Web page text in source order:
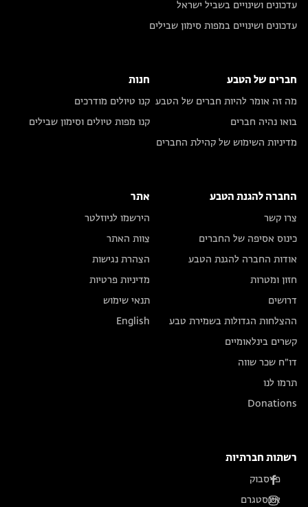
עדכונים ושינויים בשביל ישראל
עדכונים ושינויים במפות סימון שבילים
חברים של הטבע
מה זה אומר להיות חברים של הטבע
בואו נהיה חברים
מדיניות השימוש של קהילת החברים
חנות
קנו טיולים מודרכים
קנו מפות טיולים וסימון שבילים
החברה להגנת הטבע
צרו קשר
כינוס אסיפה של החברים
אודות החברה להגנת הטבע
חזון ומטרות
דרושים
ההצלחות הגדולות בשמירת טבע
קשרים בינלאומיים
דו״ח שכר שווה
תרמו לנו
Donations
אתר
הירשמו לניוזלטר
צוות האתר
הצהרת נגישות
מדיניות פרטיות
תנאי שימוש
English
רשתות חברתיות
פייסבוק
אינסטגרם